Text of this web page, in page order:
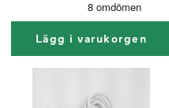
Lägg i varukorgen